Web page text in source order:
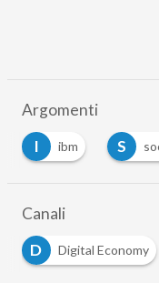
Argomenti
I
ibm S
Canali
D
Digital Economy